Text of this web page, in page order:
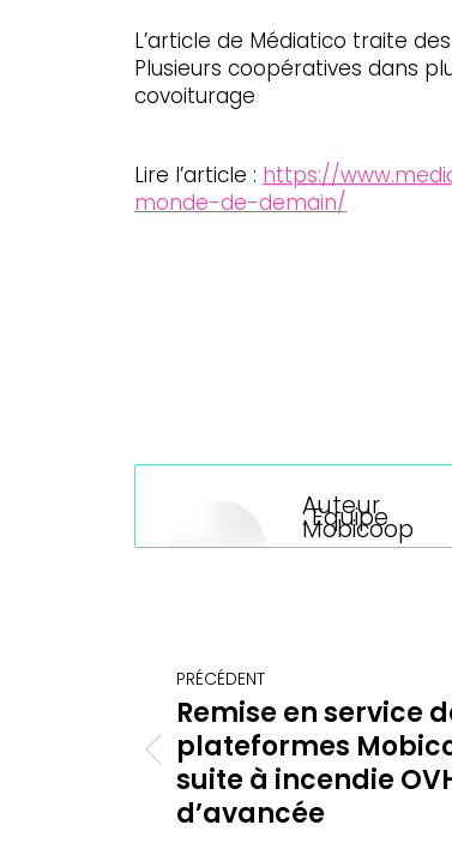
L’article de Médiatico traite
Plusieurs coopératives dans
covoiturage
Lire l’article : https://
monde-de-demain/
Auteur
:Equipe
Mobicoop
article
PRÉCÉDENT
Article
précédent
:
Remise en service
plateformes
suite à incendie
d’avancée